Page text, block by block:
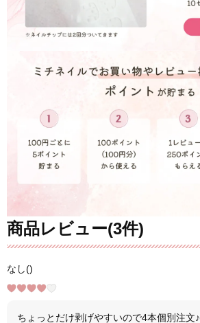
商品レビュー(3件)
なし()
ちょっとだけ剥げやすいので4本個別注文♪